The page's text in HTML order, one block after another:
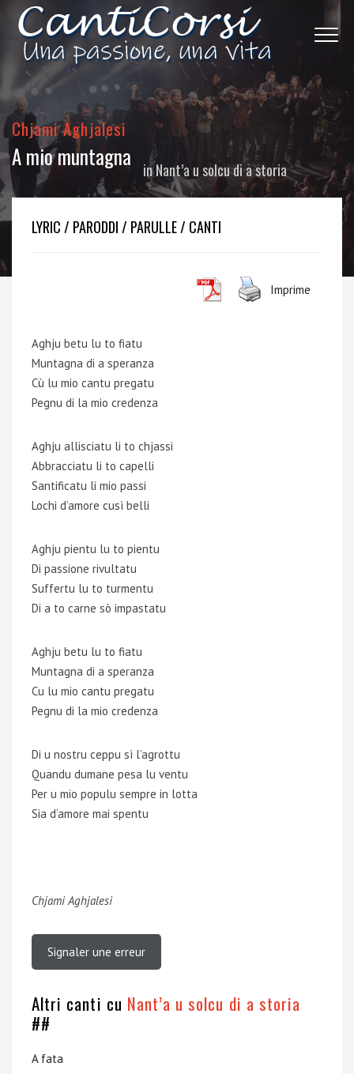
Chjami Aghjalesi
A mio muntagna inNant’a u solcu di a storia
LYRIC / PARODDI / PARULLE / CANTI
Imprime
Aghju betu lu to fiatu
Muntagna di a speranza
Cù lu mio cantu pregatu
Pegnu di la mio credenza
Aghju allisciatu li to chjassi
Abbracciatu li to capelli
Santificatu li mio passi
Lochi d’amore cusì belli
Aghju pientu lu to pientu
Di passione rivultatu
Suffertu lu to turmentu
Di a to carne sò impastatu
Aghju betu lu to fiatu
Muntagna di a speranza
Cu lu mio cantu pregatu
Pegnu di la mio credenza
Di u nostru ceppu sì l’agrottu
Quandu dumane pesa lu ventu
Per u mio populu sempre in lotta
Sia d’amore mai spentu
Chjami Aghjalesi
Signaler une erreur
Altri canti cu Nant’a u solcu di a storia
##
A fata